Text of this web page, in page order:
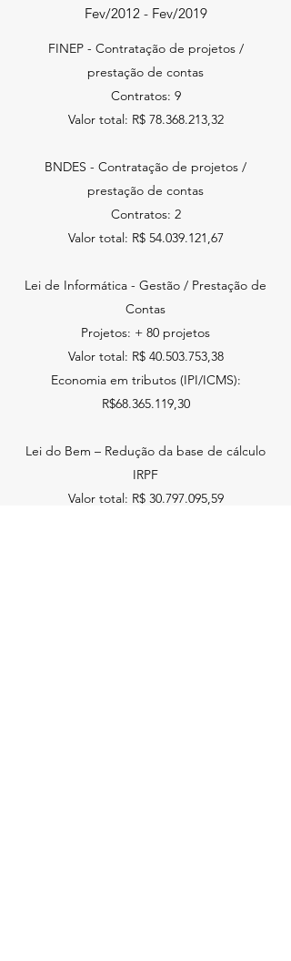
Fev/2012 - Fev/2019
FINEP - Contratação de projetos /
prestação de contas
Contratos: 9
Valor total: R$ 78.368.213,32
BNDES - Contratação de projetos /
prestação de contas
Contratos: 2
Valor total: R$ 54.039.121,67
Lei de Informática - Gestão / Prestação de
Contas
Projetos: + 80 projetos
Valor total: R$ 40.503.753,38
Economia em tributos (IPI/ICMS):
R$68.365.119,30
Lei do Bem – Redução da base de cálculo
IRPF
Valor total: R$ 30.797.095,59